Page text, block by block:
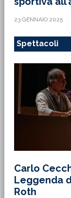
23 GENNAIO 2025
Spettacoli
Carlo
Leggenda
Roth